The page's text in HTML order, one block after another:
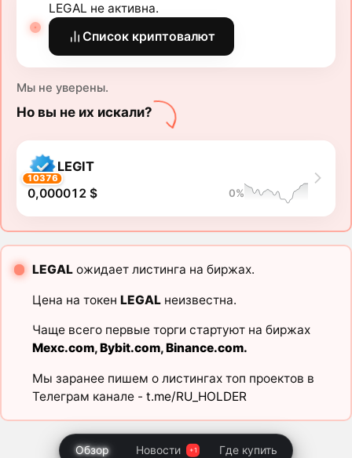
LEGAL не активна.
Список криптовалют
Мы не уверены.
Но вы не их искали?
10376
LEGIT
0,000012 $ 0%
LEGALожидает листинга на биржах.
Цена на токен LEGALнеизвестна.
Чаще всего первые торги стартуют на биржах
Mexc.com,Bybit.com,Binance.com.
Мы заранее пишем о листингах топ проектов в
Телеграм канале - t.me/RU_HOLDER
Обзор Новости Где купить